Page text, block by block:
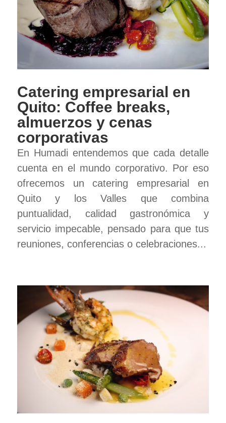
Catering empresarial en
Quito: Coffee breaks,
almuerzos y cenas
corporativas
En Humadi entendemos que cada detalle
cuenta en el mundo corporativo. Por eso
ofrecemos un catering empresarial en
Quito y los Valles que combina
puntualidad, calidad gastronómica y
servicio impecable, pensado para que tus
reuniones, conferencias o celebraciones...